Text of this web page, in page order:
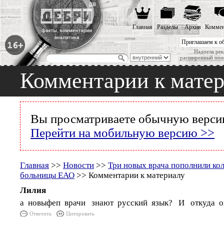
Приглашаем к
Надоела
расширенный
Главная Разделы Архив
Комментарии к
Вы просматриваете обычную
Перейти на мобильную версию >>
Главная >> Новости >> Три новых врача пополнили
больницы ЕАО >> Комментарии к материалу
Лилия
а новыфеп врачи знают русский язык? И откуда
Ответить Цитировать